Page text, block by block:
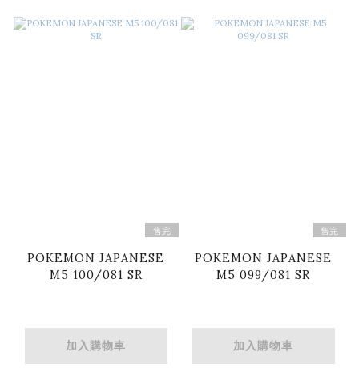
售完
POKEMON JAPANESE
M5 100/081 SR
加入購物車
售完
POKEMON JAPANESE
M5 099/081 SR
加入購物車